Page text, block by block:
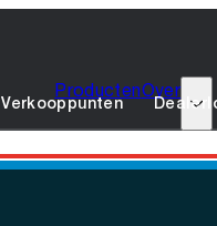
ProductenOver77
Verkooppunten